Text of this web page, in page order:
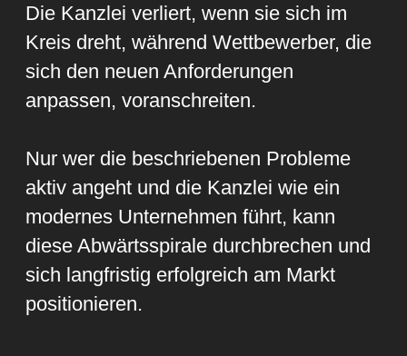
Die Kanzlei verliert, wenn sie sich im
Kreis dreht, während Wettbewerber, die
sich den neuen Anforderungen
anpassen, voranschreiten.
Nur wer die beschriebenen Probleme
aktiv angeht und die Kanzlei wie ein
modernes Unternehmen führt, kann
diese Abwärtsspirale durchbrechen und
sich langfristig erfolgreich am Markt
positionieren.